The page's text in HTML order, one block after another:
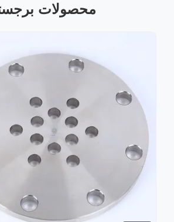
محصولات